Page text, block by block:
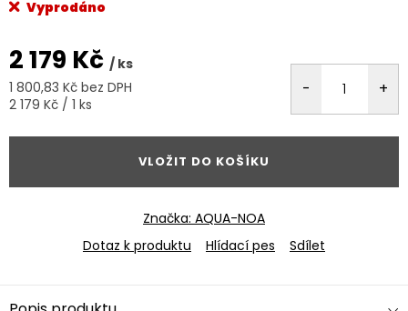
Vyprodáno
2 179 Kč / ks
1 800,83 Kč bez DPH
Měrná
2 179 Kč / 1 ks
VLOŽIT DO KOŠÍKU
Značka: AQUA-NOA
Dotaz k produktu
Hlídací pes Sdílet